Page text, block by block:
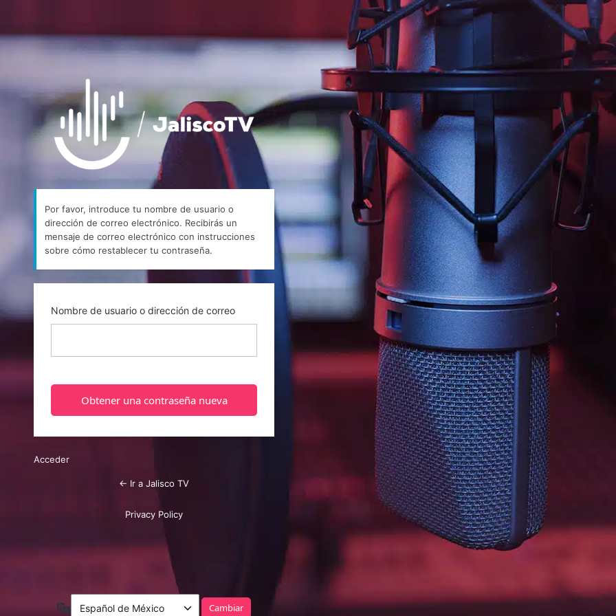
https://jaliscotv.com
Por favor, introduce tu nombre de usuario o
dirección de correo electrónico. Recibirás un
mensaje de correo electrónico con instrucciones
sobre cómo restablecer tu contraseña.
Nombre de usuario o dirección de correo
Acceder
← Ir a Jalisco TV
Privacy Policy
Idioma